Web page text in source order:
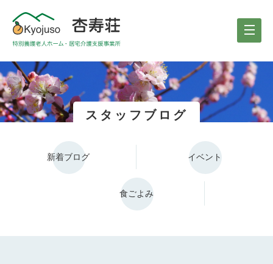
スタッフブログ
新着ブログ イベント
食ごよみ